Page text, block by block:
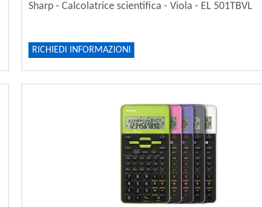
Sharp - Calcolatrice scientifica - Viola - EL 501TBVL
RICHIEDI INFORMAZIONI